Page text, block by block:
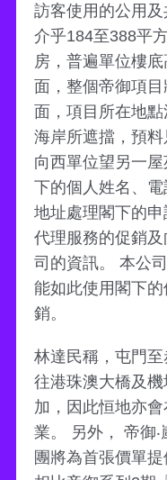
訪客使用的公用
介乎184至388平
房，普遍單位樓
面，整個帝御項
面，項目所在地
海岸所遮擋，預料
向西單位望另一
下的個人姓名、
地址處理閣下的
代理服務的促銷
司的資訊。 本公
能如此使用閣下
銷。
林達民稱，屯門
往港珠澳大橋及
加，因此恒地亦
業。 另外， 帝御
團將為首張價單